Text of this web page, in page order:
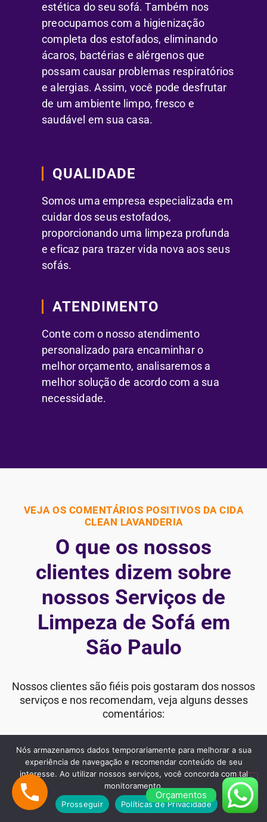
estética do seu sofá. Também nos
preocupamos com a higienização
completa dos estofados, eliminando
ácaros, bactérias e alérgenos que
possam causar problemas respiratórios
e alergias. Assim, você pode desfrutar
de um ambiente limpo, fresco e
saudável em sua casa.
QUALIDADE
Somos uma empresa especializada em
cuidar dos seus estofados,
proporcionando uma limpeza profunda
e eficaz para trazer vida nova aos seus
sofás.
ATENDIMENTO
Conte com o nosso atendimento
personalizado para encaminhar o
melhor orçamento, analisaremos a
melhor solução de acordo com a sua
necessidade.
VEJA OS COMENTÁRIOS POSITIVOS DA CIDA
CLEAN LAVANDERIA
O que os nossos
clientes dizem sobre
nossos Serviços de
Limpeza de Sofá em
São Paulo
Nossos clientes são fiéis pois gostaram dos nossos
serviços e nos recomendam, veja alguns desses
comentários:
"Estou extremamente satisfeita com o
serviço de Limpeza da Cida Clean
Lavanderia. Meu sofá estava com manchas
Orçamentos
Nós armazenamos dados temporariamente para melhorar a sua
experiência de navegação e recomendar conteúdo de seu
interesse. Ao utilizar nossos serviços, você concorda com tal
monitoramento.
Prosseguir
Políticas de Privacidade